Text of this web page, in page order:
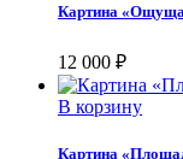
Картина
12 000 ₽
В корзину
Картина